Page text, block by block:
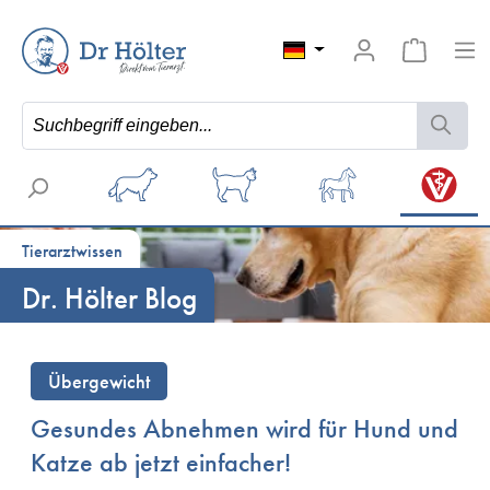
Tierarztwissen
Dr. Hölter Blog
Übergewicht
Gesundes Abnehmen wird für Hund und
Katze ab jetzt einfacher!